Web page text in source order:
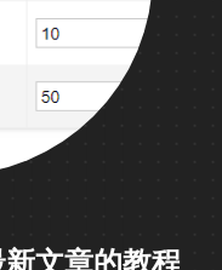
文章的教程